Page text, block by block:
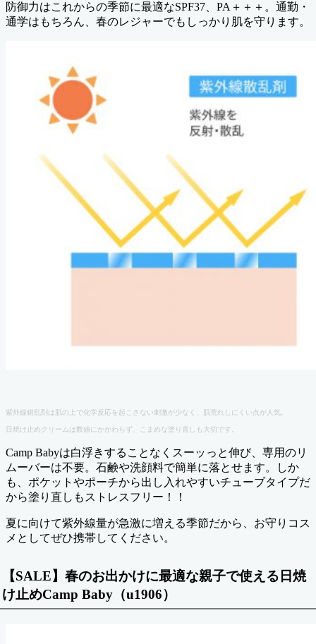
防御力はこれからの季節に最適なSPF37、PA＋＋＋。通勤・
通学はもちろん、春のレジャーでもしっかり肌を守ります。
紫外線錯乱剤は肌の上で化学反応を起こさない刺激が少なく、肌荒れしにくい点が人気。
日焼け止めクリームは数値にかかわらず、こまめな塗り直しも大切です。
Camp Babyは白浮きすることなくスーッっと伸び、専用のリ
ムーバーは不要。石鹸や洗顔料で簡単に落とせます。しか
も、ポケットやポーチから出し入れやすいチューブタイプだ
から塗り直しもストレスフリー！！
夏に向けて紫外線量が急激に増える季節だから、お守りコス
メとしてぜひ携帯してください。
【SALE】春のお出かけに最適な親子で使える日焼
け止めCamp Baby（u1906）